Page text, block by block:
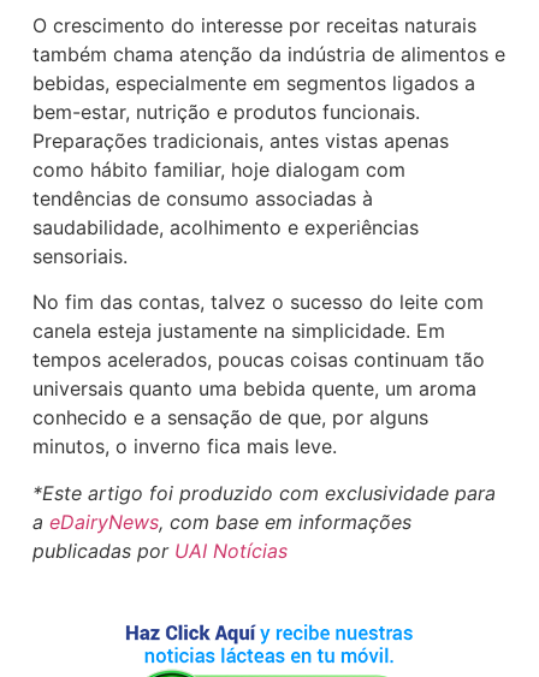
O crescimento do interesse por receitas naturais
também chama atenção da indústria de alimentos e
bebidas, especialmente em segmentos ligados a
bem-estar, nutrição e produtos funcionais.
Preparações tradicionais, antes vistas apenas
como hábito familiar, hoje dialogam com
tendências de consumo associadas à
saudabilidade, acolhimento e experiências
sensoriais.
No fim das contas, talvez o sucesso do leite com
canela esteja justamente na simplicidade. Em
tempos acelerados, poucas coisas continuam tão
universais quanto uma bebida quente, um aroma
conhecido e a sensação de que, por alguns
minutos, o inverno fica mais leve.
*Este artigo foi produzido com exclusividade para
aeDairyNews, com base em informações
publicadas por UAI Notícias